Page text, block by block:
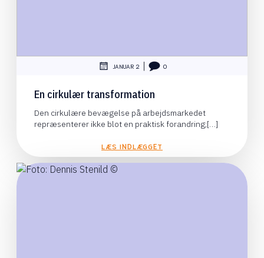
JANUAR 2 0
En cirkulær transformation
Den cirkulære bevægelse på arbejdsmarkedet
repræsenterer ikke blot en praktisk forandring;[…]
LÆS INDLÆGGET